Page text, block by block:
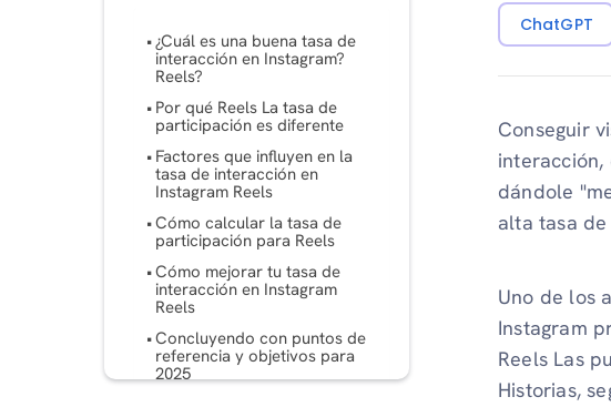
¿Cuál es una buena tasa de
interacción en Instagram?
Reels?
Por qué Reels La tasa de
participación es diferente
Factores que influyen en la
tasa de interacción en
Instagram Reels
Cómo calcular la tasa de
participación para Reels
Cómo mejorar tu tasa de
interacción en Instagram
Reels
Concluyendo con puntos de
referencia y objetivos para
2025
ChatGPT
Conseguir
dándole
alta tasa
Uno de los
Instagram
Reels Las
Historias,